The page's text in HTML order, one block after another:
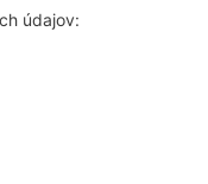
údajov: